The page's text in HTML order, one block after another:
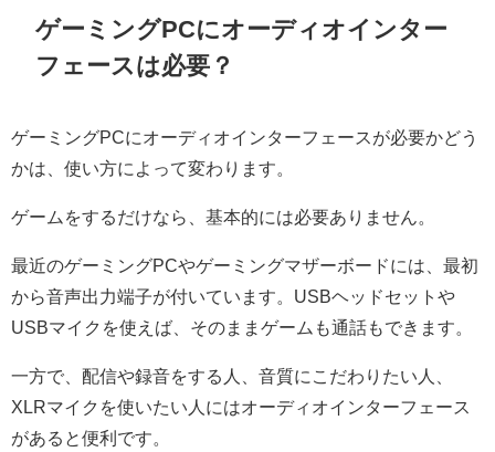
ゲーミングPCにオーディオインター
フェースは必要？
ゲーミングPCにオーディオインターフェースが必要かどう
かは、使い方によって変わります。
ゲームをするだけなら、基本的には必要ありません。
最近のゲーミングPCやゲーミングマザーボードには、最初
から音声出力端子が付いています。USBヘッドセットや
USBマイクを使えば、そのままゲームも通話もできます。
一方で、配信や録音をする人、音質にこだわりたい人、
XLRマイクを使いたい人にはオーディオインターフェース
があると便利です。